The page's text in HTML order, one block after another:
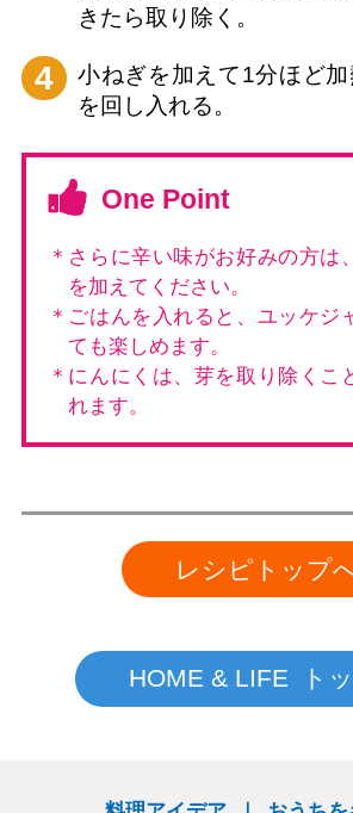
きたら取り除く。
4
小ねぎを加えて1分ほど
を回し入れる。
One Point
＊さらに辛い味がお好みの方は
を加えてください。
＊ごはんを入れると、ユッケジ
ても楽しめます。
＊にんにくは、芽を取り除くこ
れます。
レシピトップ
HOME & LIFE ト